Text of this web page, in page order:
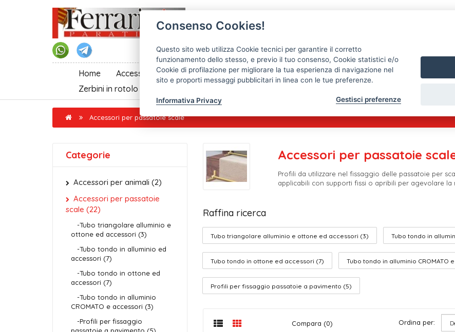
Home Accessori per passatoie scale Passatoie Tappeti Tele cerate, copritavoli,
Zerbini in rotolo al taglio
Accessori per passatoie scale
Categorie
Accessori per animali (2)
Accessori per passatoie
scale (22)
-Tubo triangolare alluminio e
ottone ed accessori (3)
-Tubo tondo in alluminio ed
accessori (7)
-Tubo tondo in ottone ed
accessori (7)
-Tubo tondo in alluminio
CROMATO e accessori (3)
-Profili per fissaggio
Accessori per passatoie
Profili da utilizzare nel fissaggio delle passatoie per
applicabili con supporti fissi o apribili per agevolare la
Raffina ricerca
Tubo triangolare alluminio e ottone ed accessori (3) Tubo tondo in
Tubo tondo in ottone ed accessori (7) Tubo tondo in alluminio CROMATO
Profili per fissaggio passatoie a pavimento (5)
Compara (0) Ordina per:
Consenso Cookies!
Questo sito web utilizza Cookie tecnici per garantire il corretto
funzionamento dello stesso, e previo il tuo consenso, Cookie statistici e/o
Cookie di profilazione per migliorare la tua esperienza di navigazione nel
sito e proporti messaggi pubblicitari in linea con le tue preferenze.
Informativa Privacy Gestisci preferenze